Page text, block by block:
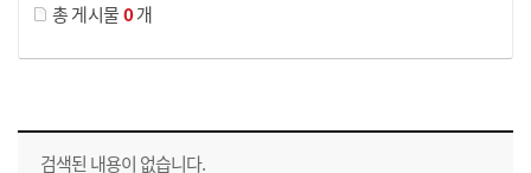
총 게시물0개
교육신청 목록을 나타낸 표로 회차, 지역, 접수기간, 교육기간, 교육장소, 신청인원/모집인원, 상태로 나뉘어 설명합니다.
검색된 내용이 없습니다.